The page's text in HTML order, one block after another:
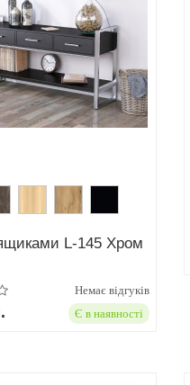
L-145 Хром
Немає відгуків
Є в наявності